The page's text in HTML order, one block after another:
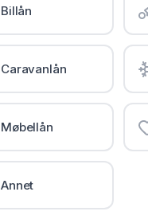
Billån
Caravanlån
Møbellån
Annet